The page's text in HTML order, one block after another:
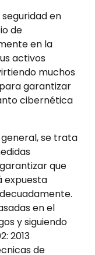
en
de
en la
activos
muchos
garantizar
cibernética
se trata
que
expuesta
en el
y siguiendo
2013
de